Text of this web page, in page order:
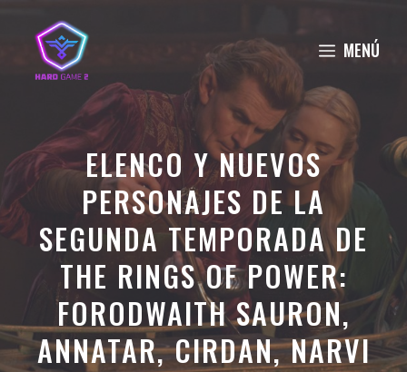
contenido
MENÚ
ELENCO Y NUEVOS
PERSONAJES DE LA
SEGUNDA TEMPORADA DE
THE RINGS OF POWER:
FORODWAITH SAURON,
ANNATAR, CIRDAN, NARVI